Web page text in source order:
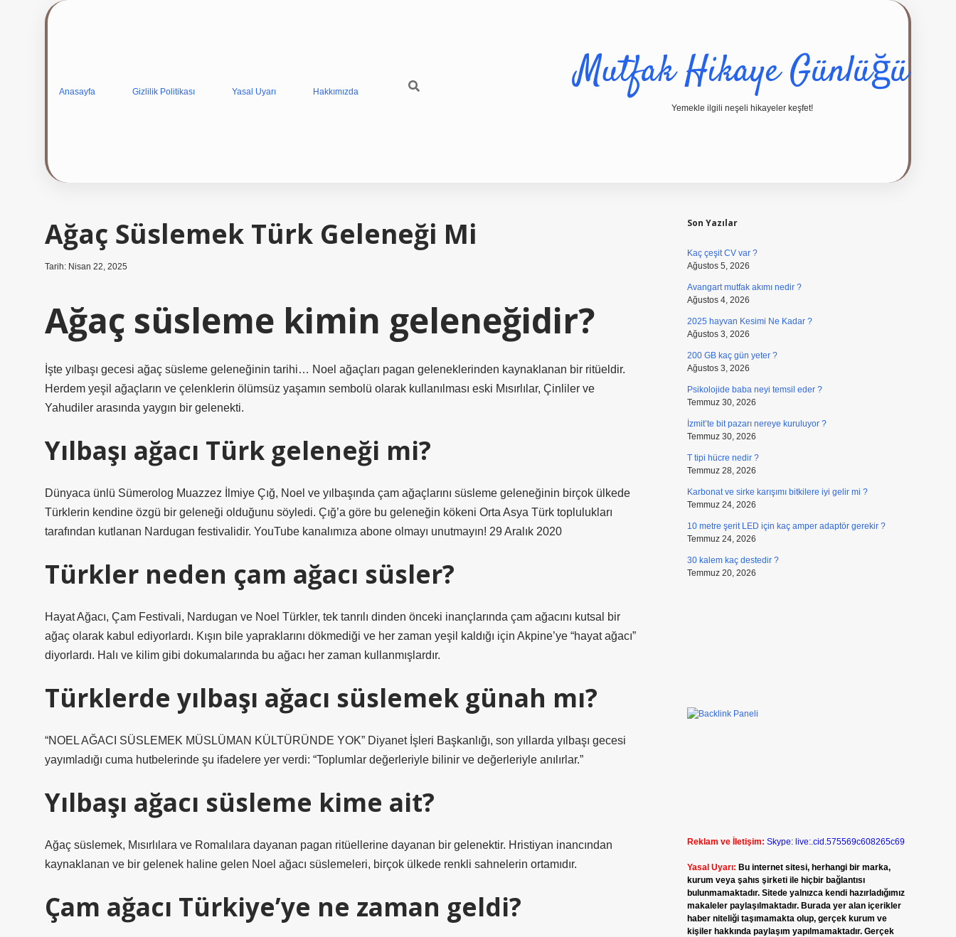
Anasayfa Gizlilik Politikası Yasal Uyarı Hakkımızda Mutfak Hikaye Günlüğü
Yemekle ilgili neşeli hikayeler keşfet!
Ağaç Süslemek Türk Geleneği Mi
Tarih: Nisan 22, 2025
Ağaç süsleme kimin geleneğidir?
İşte yılbaşı gecesi ağaç süsleme geleneğinin tarihi… Noel ağaçları pagan geleneklerinden kaynaklanan bir ritüeldir.
Herdem yeşil ağaçların ve çelenklerin ölümsüz yaşamın sembolü olarak kullanılması eski Mısırlılar, Çinliler ve
Yahudiler arasında yaygın bir gelenekti.
Yılbaşı ağacı Türk geleneği mi?
Dünyaca ünlü Sümerolog Muazzez İlmiye Çığ, Noel ve yılbaşında çam ağaçlarını süsleme geleneğinin birçok ülkede
Türklerin kendine özgü bir geleneği olduğunu söyledi. Çığ’a göre bu geleneğin kökeni Orta Asya Türk toplulukları
tarafından kutlanan Nardugan festivalidir. YouTube kanalımıza abone olmayı unutmayın! 29 Aralık 2020
Türkler neden çam ağacı süsler?
Hayat Ağacı, Çam Festivali, Nardugan ve Noel Türkler, tek tanrılı dinden önceki inançlarında çam ağacını kutsal bir
ağaç olarak kabul ediyorlardı. Kışın bile yapraklarını dökmediği ve her zaman yeşil kaldığı için Akpine’ye “hayat ağacı”
diyorlardı. Halı ve kilim gibi dokumalarında bu ağacı her zaman kullanmışlardır.
Türklerde yılbaşı ağacı süslemek günah mı?
“NOEL AĞACI SÜSLEMEK MÜSLÜMAN KÜLTÜRÜNDE YOK” Diyanet İşleri Başkanlığı, son yıllarda yılbaşı gecesi
yayımladığı cuma hutbelerinde şu ifadelere yer verdi: “Toplumlar değerleriyle bilinir ve değerleriyle anılırlar.”
Yılbaşı ağacı süsleme kime ait?
Ağaç süslemek, Mısırlılara ve Romalılara dayanan pagan ritüellerine dayanan bir gelenektir. Hristiyan inancından
kaynaklanan ve bir gelenek haline gelen Noel ağacı süslemeleri, birçok ülkede renkli sahnelerin ortamıdır.
Çam ağacı Türkiye’ye ne zaman geldi?
Son Yazılar
Kaç çeşit CV var ?
Ağustos 5, 2026
Avangart mutfak akımı nedir ?
Ağustos 4, 2026
2025 hayvan Kesimi Ne Kadar ?
Ağustos 3, 2026
200 GB kaç gün yeter ?
Ağustos 3, 2026
Psikolojide baba neyi temsil eder ?
Temmuz 30, 2026
İzmit’te bit pazarı nereye kuruluyor ?
Temmuz 30, 2026
T tipi hücre nedir ?
Temmuz 28, 2026
Karbonat ve sirke karışımı bitkilere iyi gelir mi ?
Temmuz 24, 2026
10 metre şerit LED için kaç amper adaptör gerekir ?
Temmuz 24, 2026
30 kalem kaç destedir ?
Temmuz 20, 2026
Reklam ve İletişim: Skype: live:.cid.575569c608265c69
Yasal Uyarı: Bu internet sitesi, herhangi bir marka,
kurum veya şahıs şirketi ile hiçbir bağlantısı
bulunmamaktadır. Sitede yalnızca kendi hazırladığımız
makaleler paylaşılmaktadır. Burada yer alan içerikler
haber niteliği taşımamakta olup, gerçek kurum ve
kişiler hakkında paylaşım yapılmamaktadır. Gerçek